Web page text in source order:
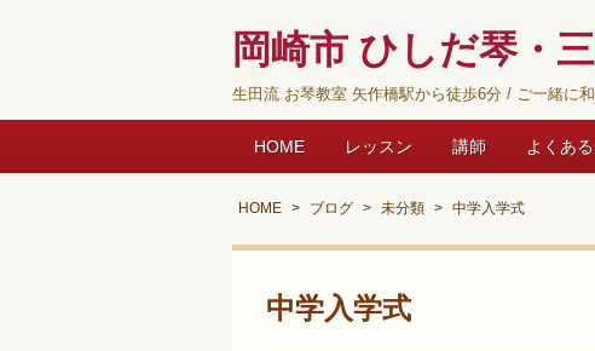
岡崎市 ひしだ琴・
生田流 お琴教室 矢作橋駅から徒歩6分 / ご一緒に
HOME レッスン 講師 よくあ
HOME ブログ 未分類 中学入学式
中学入学式